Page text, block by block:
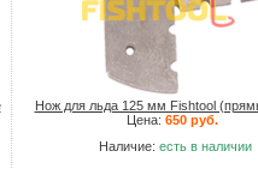
Нож для льда 125 мм Fishtool
Цена: 650 руб.
Наличие: есть в наличии